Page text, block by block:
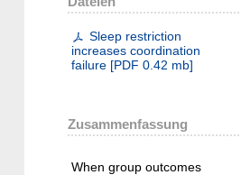
Sleep restriction
increases coordination
failure [PDF 0.42 mb]
Zusammenfassung
When group outcomes